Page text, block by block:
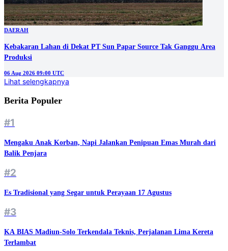
DAERAH
Kebakaran Lahan di Dekat PT Sun Papar Source Tak Ganggu Area
Produksi
06 Aug 2026 09:00 UTC
Lihat selengkapnya
Berita Populer
#1
Mengaku Anak Korban, Napi Jalankan Penipuan Emas Murah dari
Balik Penjara
#2
Es Tradisional yang Segar untuk Perayaan 17 Agustus
#3
KA BIAS Madiun-Solo Terkendala Teknis, Perjalanan Lima Kereta
Terlambat